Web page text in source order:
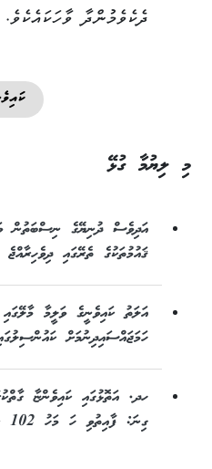
ދެކެވެމުންދާ ވާހަކައެކެވެ.
މި ލިޔުމާ ގުޅޭ
އަދިވެސް ދުނިޔޭގެ ނިސްބަތުން
ޤައުމުތަކުގެ ތެރޭގައި ދިވެހިރާއްޖެ
އަލަތު ކައިވެނީގެ ވަލީމާ
ހަމަޖައްސައިދިނުމަށް
ހދ. އަތޮޅުގައި ކައިވެންޏާ
ގިނަ: ފާއިތުވި ހަ މަހު 102 ކައިވެނި، 90 ވަރި